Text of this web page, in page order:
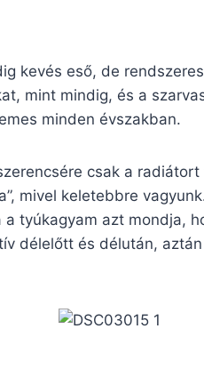
kevés eső, de
mint mindig, és a
minden évszakban.
csak a
mivel keletebbre
tyúkagyam azt mondja,
délelőtt és délután,